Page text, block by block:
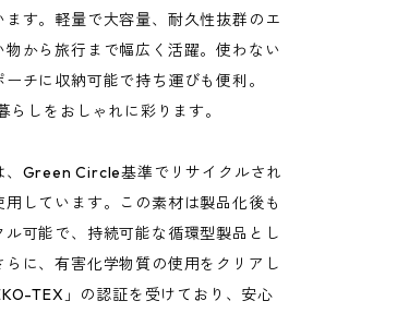
す。軽量で大容量、耐久性抜群のエ
から旅行まで幅広く活躍。使わない
チに収納可能で持ち運びも便利。
らしをおしゃれに彩ります。
、Green Circle基準でリサイクルされ
しています。この素材は製品化後も
可能で、持続可能な循環型製品とし
に、有害化学物質の使用をクリアし
TEX」の認証を受けており、安心